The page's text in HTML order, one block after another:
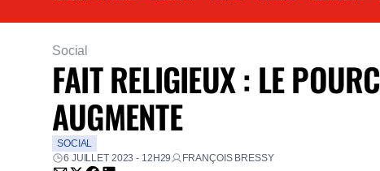
Social
FAIT RELIGIEUX : LE
AUGMENTE
SOCIAL
6 JUILLET 2023 - 12H29
FRANÇOIS BRESSY